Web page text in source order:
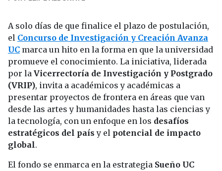
A solo días de que finalice el plazo de postulación,
el Concurso de Investigación y Creación Avanza
UC marca un hito en la forma en que la universidad
promueve el conocimiento. La iniciativa, liderada
por la Vicerrectoría de Investigación y Postgrado
(VRIP), invita a académicos y académicas a
presentar proyectos de frontera en áreas que van
desde las artes y humanidades hasta las ciencias y
la tecnología, con un enfoque en los desafíos
estratégicos del país y el potencial de impacto
global.
El fondo se enmarca en la estrategia Sueño UC